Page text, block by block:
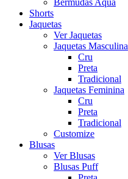
Bermudas Aqua
Shorts
Jaquetas
Ver Jaquetas
Jaquetas Masculina
Cru
Preta
Tradicional
Jaquetas Feminina
Cru
Preta
Tradicional
Customize
Blusas
Ver Blusas
Blusas Puff